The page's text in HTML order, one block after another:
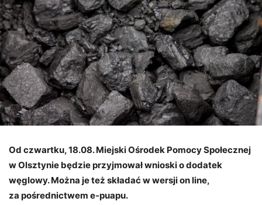
Od czwartku, 18.08. Miejski Ośrodek Pomocy Społecznej
w Olsztynie będzie przyjmował wnioski o dodatek
węglowy. Można je też składać w wersji on line,
za pośrednictwem e-puapu.